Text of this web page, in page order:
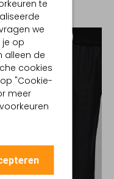
te
we
je op
alleen de
cookies
"Cookie-
meer